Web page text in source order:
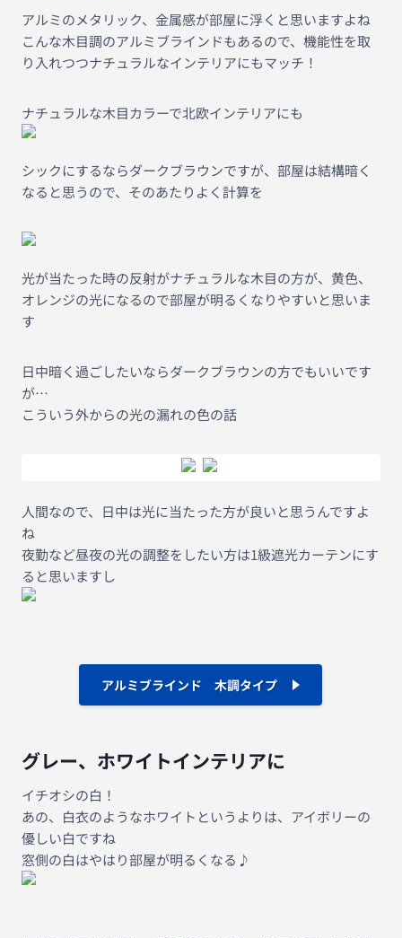
アルミのメタリック、金属感が部屋に浮くと思いますよね
こんな木目調のアルミブラインドもあるので、機能性を取
り入れつつナチュラルなインテリアにもマッチ！
ナチュラルな木目カラーで北欧インテリアにも
シックにするならダークブラウンですが、部屋は結構暗く
なると思うので、そのあたりよく計算を
光が当たった時の反射がナチュラルな木目の方が、黄色、
オレンジの光になるので部屋が明るくなりやすいと思いま
す
日中暗く過ごしたいならダークブラウンの方でもいいです
が…
こういう外からの光の漏れの色の話
人間なので、日中は光に当たった方が良いと思うんですよ
ね
夜勤など昼夜の光の調整をしたい方は1級遮光カーテンにす
ると思いますし
アルミブラインド 木調タイプ
グレー、ホワイトインテリアに
イチオシの白！
あの、白衣のようなホワイトというよりは、アイボリーの
優しい白ですね
窓側の白はやはり部屋が明るくなる♪